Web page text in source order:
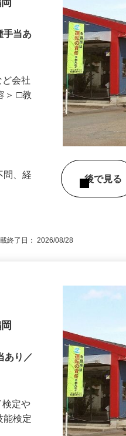
手当あ
ど会社
＞ □教
問、経 後で見る
あり／
検定や
能検定